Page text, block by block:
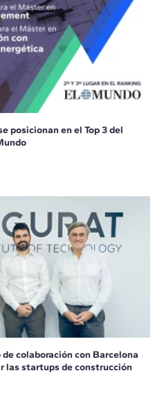
posicionan en el Top 3 del
de colaboración con Barcelona
las startups de construcción